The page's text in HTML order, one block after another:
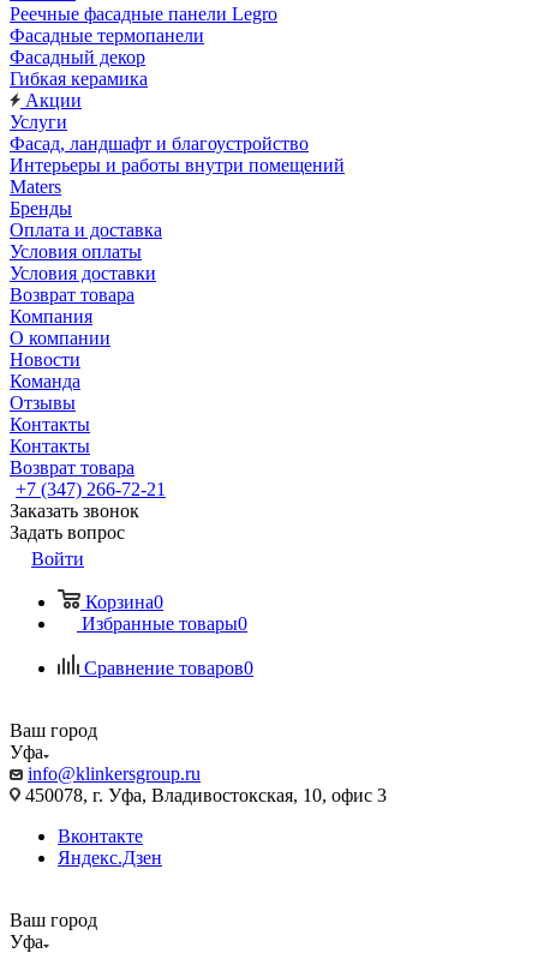
Реечные фасадные панели Legro
Фасадные термопанели
Фасадный декор
Гибкая керамика
Акции
Услуги
Фасад, ландшафт и благоустройство
Интерьеры и работы внутри помещений
Maters
Бренды
Оплата и доставка
Условия оплаты
Условия доставки
Возврат товара
Компания
О компании
Новости
Команда
Отзывы
Контакты
Контакты
Возврат товара
+7 (347) 266-72-21
Заказать звонок
Задать вопрос
Войти
Корзина0
Избранные товары0
Сравнение товаров0
Ваш город
Уфа
info@klinkersgroup.ru
450078, г. Уфа, Владивостокская, 10, офис 3
Вконтакте
Яндекс.Дзен
Ваш город
Уфа